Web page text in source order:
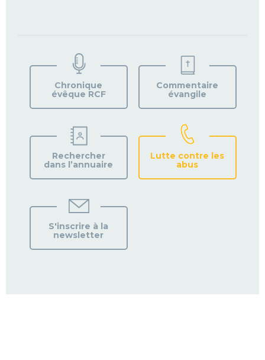
VOTRE
PAROISSE
Chronique
évêque RCF
Commentaire
évangile
Rechercher
dans l’annuaire
Lutte contre les
abus
S'inscrire à la
newsletter